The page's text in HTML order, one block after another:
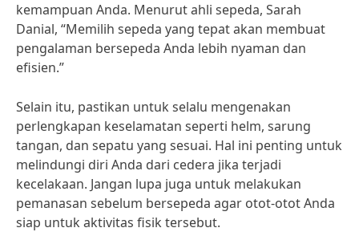
kemampuan Anda. Menurut ahli sepeda, Sarah
Danial, “Memilih sepeda yang tepat akan membuat
pengalaman bersepeda Anda lebih nyaman dan
efisien.”
Selain itu, pastikan untuk selalu mengenakan
perlengkapan keselamatan seperti helm, sarung
tangan, dan sepatu yang sesuai. Hal ini penting untuk
melindungi diri Anda dari cedera jika terjadi
kecelakaan. Jangan lupa juga untuk melakukan
pemanasan sebelum bersepeda agar otot-otot Anda
siap untuk aktivitas fisik tersebut.